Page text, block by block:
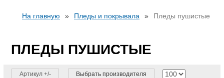
На главную » Пледы и покрывала » Пледы пушистые
ПЛЕДЫ ПУШИСТЫЕ
Артикул +/- Выбрать производителя